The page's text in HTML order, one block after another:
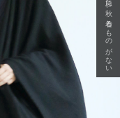
急に秋、着るものがない